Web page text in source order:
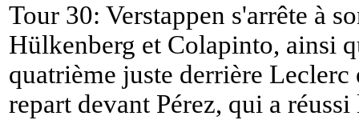
Tour 30: Verstappen s'arrête à
Hülkenberg et Colapinto, ainsi
quatrième juste derrière
repart devant Pérez, qui a